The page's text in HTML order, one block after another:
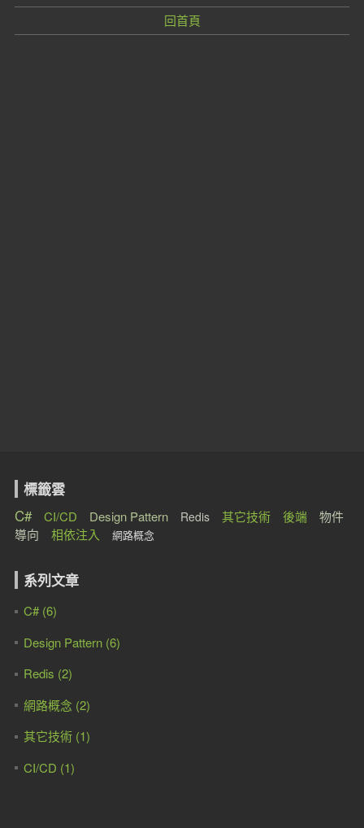
回首頁
標籤雲
C# CI/CD Design Pattern Redis 其它技術 後端
物件
導向
相依注入 網路概念
系列文章
C# (6)
Design Pattern (6)
Redis (2)
網路概念 (2)
其它技術 (1)
CI/CD (1)